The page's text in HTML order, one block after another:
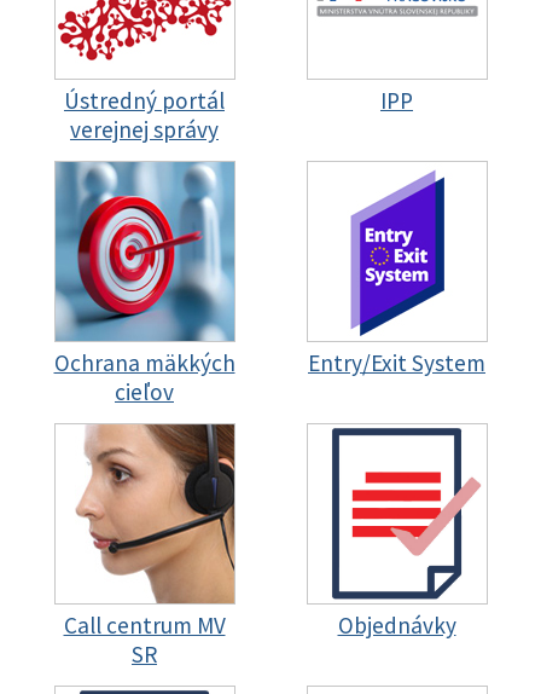
Ústredný portál
verejnej správy
IPP
Ochrana mäkkých
cieľov
Entry/Exit System
Call centrum MV
SR
Objednávky